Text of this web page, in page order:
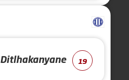
Ditlhakanyane 19